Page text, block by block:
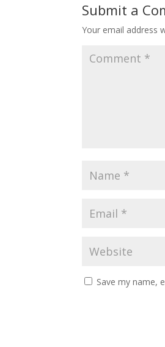
Submit a
Your email address
Save my name,